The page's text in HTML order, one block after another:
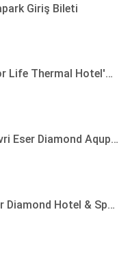
Giriş Bileti
Kuşadası Seven For Life Thermal Hotel'de Günübirlik Tesis Kullanımı
Bir Yaz Klasiği Silivri Eser Diamond Aqupark’ta Gün Boyu Sınırsız Eğlence Bileti
5 Yıldızlı Silivri Eser Diamond Hotel & Spa'da Avantajlı Tatil Paketleri